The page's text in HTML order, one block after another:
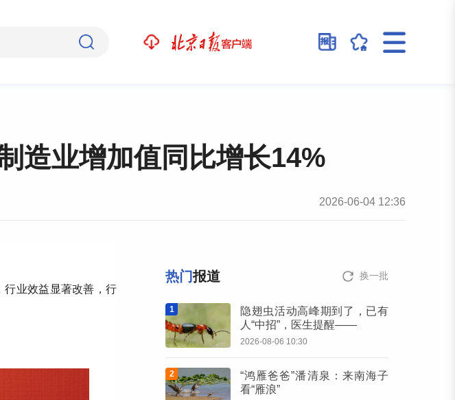
造业增加值同比增长14%
2026-06-04 12:36
业效益显著改善，行
热门报道 换一批
1
隐翅虫活动高峰期到了，已有
人“中招”，医生提醒——
2026-08-06 10:30
2
“鸿雁爸爸”潘清泉：来南海子
看“雁浪”